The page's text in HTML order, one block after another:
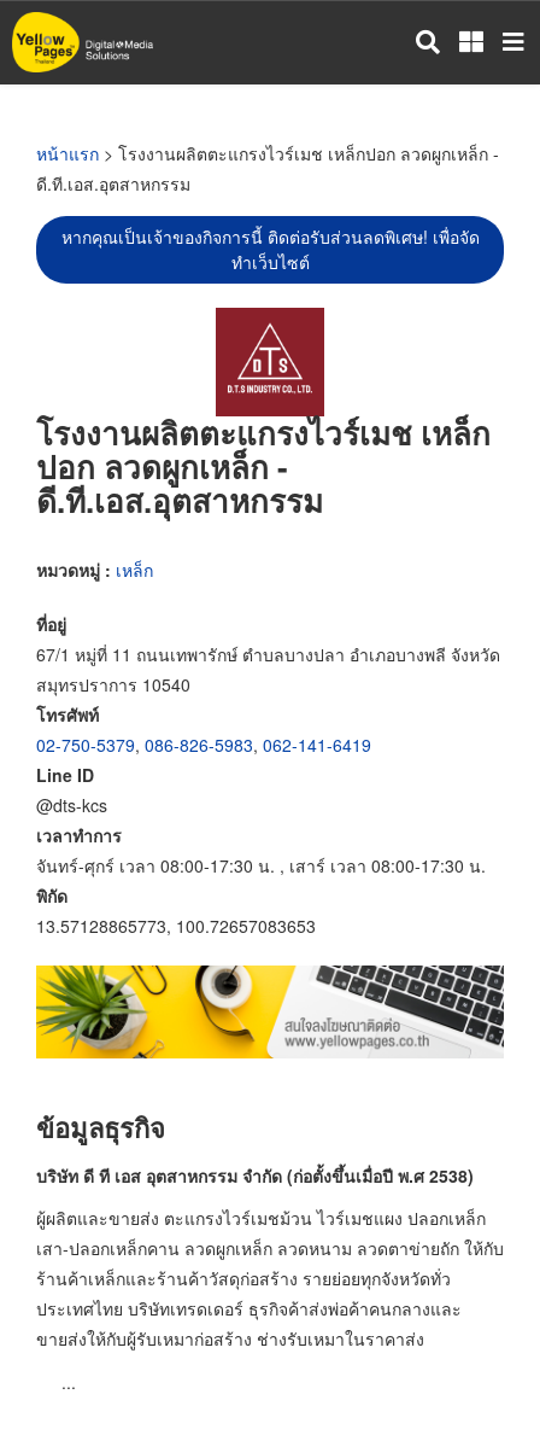
ข้าม
ไป
หน้าแรก > โรงงานผลิตตะแกรงไวร์เมช เหล็กปอก ลวดผูกเหล็ก -
ดี.ที.เอส.อุตสาหกรรม
หากคุณเป็นเจ้าของกิจการนี้ ติดต่อรับส่วนลดพิเศษ! เพื่อจัด
ทำเว็บไซต์
โรงงานผลิตตะแกรงไวร์เมช เหล็ก
ปอก ลวดผูกเหล็ก -
ดี.ที.เอส.อุตสาหกรรม
หมวดหมู่ : เหล็ก
ที่อยู่
67/1 หมู่ที่ 11 ถนนเทพารักษ์ ตำบลบางปลา อำเภอบางพลี จังหวัด
สมุทรปราการ 10540
โทรศัพท์
02-750-5379, 086-826-5983, 062-141-6419
Line ID
@dts-kcs
เวลาทำการ
จันทร์-ศุกร์ เวลา 08:00-17:30 น. , เสาร์ เวลา 08:00-17:30 น.
พิกัด
13.57128865773, 100.72657083653
ข้อมูลธุรกิจ
บริษัท ดี ที เอส อุตสาหกรรม จํากัด (ก่อตั้งขึ้นเมื่อปี พ.ศ 2538)
ผู้ผลิตและขายส่ง ตะแกรงไวร์เมชม้วน ไวร์เมชแผง ปลอกเหล็ก
เสา-ปลอกเหล็กคาน ลวดผูกเหล็ก ลวดหนาม ลวดตาข่ายถัก ให้กับ
ร้านค้าเหล็กและร้านค้าวัสดุก่อสร้าง รายย่อยทุกจังหวัดทั่ว
ประเทศไทย บริษัทเทรดเดอร์ ธุรกิจค้าส่งพ่อค้าคนกลางและ
ขายส่งให้กับผู้รับเหมาก่อสร้าง ช่างรับเหมาในราคาส่ง
...